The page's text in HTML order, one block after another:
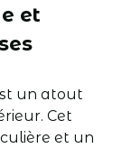
et
un atout
Cet
et un